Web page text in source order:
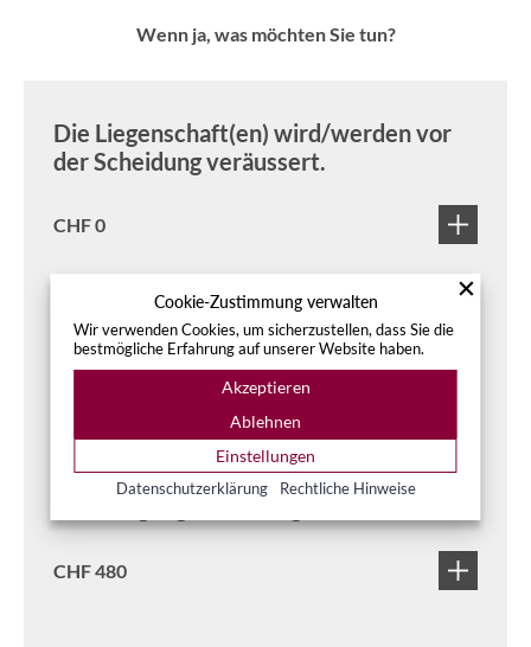
Wenn ja, was möchten Sie tun?
Die Liegenschaft(en) wird/werden vor
der Scheidung veräussert.
CHF 0
Liegenschaft im Miteigentum
CHF 480
Cookie-Zustimmung verwalten
Wir verwenden Cookies, um sicherzustellen, dass Sie die
bestmögliche Erfahrung auf unserer Website haben.
Akzeptieren
Ablehnen
Einstellungen
Datenschutzerklärung Rechtliche Hinweise